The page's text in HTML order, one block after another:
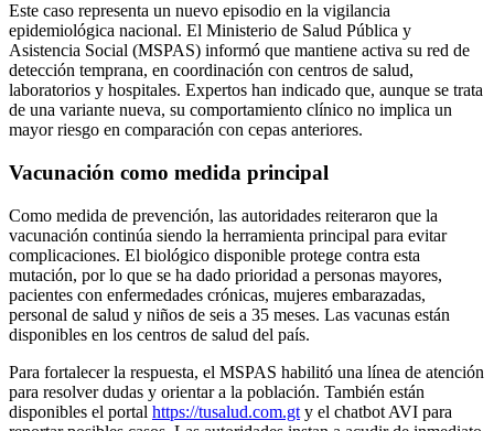
Este caso representa un nuevo episodio en la vigilancia
epidemiológica nacional. El Ministerio de Salud Pública y
Asistencia Social (MSPAS) informó que mantiene activa su red de
detección temprana, en coordinación con centros de salud,
laboratorios y hospitales. Expertos han indicado que, aunque se trata
de una variante nueva, su comportamiento clínico no implica un
mayor riesgo en comparación con cepas anteriores.
Vacunación como medida principal
Como medida de prevención, las autoridades reiteraron que la
vacunación continúa siendo la herramienta principal para evitar
complicaciones. El biológico disponible protege contra esta
mutación, por lo que se ha dado prioridad a personas mayores,
pacientes con enfermedades crónicas, mujeres embarazadas,
personal de salud y niños de seis a 35 meses. Las vacunas están
disponibles en los centros de salud del país.
Para fortalecer la respuesta, el MSPAS habilitó una línea de atención
para resolver dudas y orientar a la población. También están
disponibles el portal https://tusalud.com.gt y el chatbot AVI para